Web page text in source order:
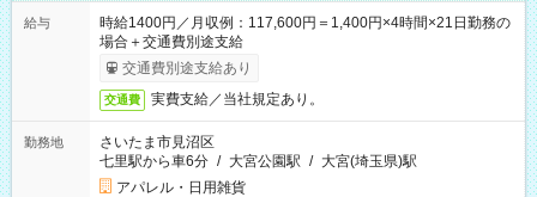
給与
時給1400円／月収例：117,600円＝1,400円×4時間×21日勤務の
場合＋交通費別途支給
交通費別途支給あり
交通費 実費支給／当社規定あり。
勤務地
さいたま市見沼区
七里駅から車6分 / 大宮公園駅 / 大宮(埼玉県)駅
アパレル・日用雑貨